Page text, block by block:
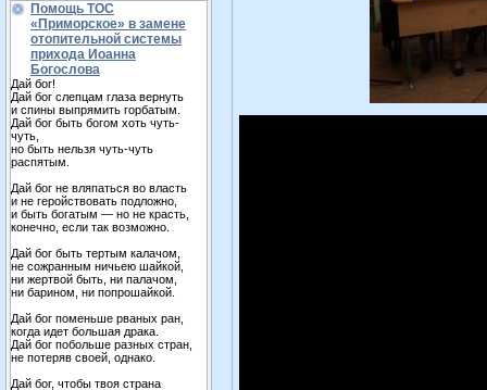
Помощь ТОС
«Приморское» в замене
отопительной системы
прихода Иоанна
Богослова
Дай бог!
Дай бог слепцам глаза вернуть
и спины выпрямить горбатым.
Дай бог быть богом хоть чуть-
чуть,
но быть нельзя чуть-чуть
распятым.
Дай бог не вляпаться во власть
и не геройствовать подложно,
и быть богатым — но не красть,
конечно, если так возможно.
Дай бог быть тертым калачом,
не сожранным ничьею шайкой,
ни жертвой быть, ни палачом,
ни барином, ни попрошайкой.
Дай бог поменьше рваных ран,
когда идет большая драка.
Дай бог побольше разных стран,
не потеряв своей, однако.
Дай бог, чтобы твоя страна